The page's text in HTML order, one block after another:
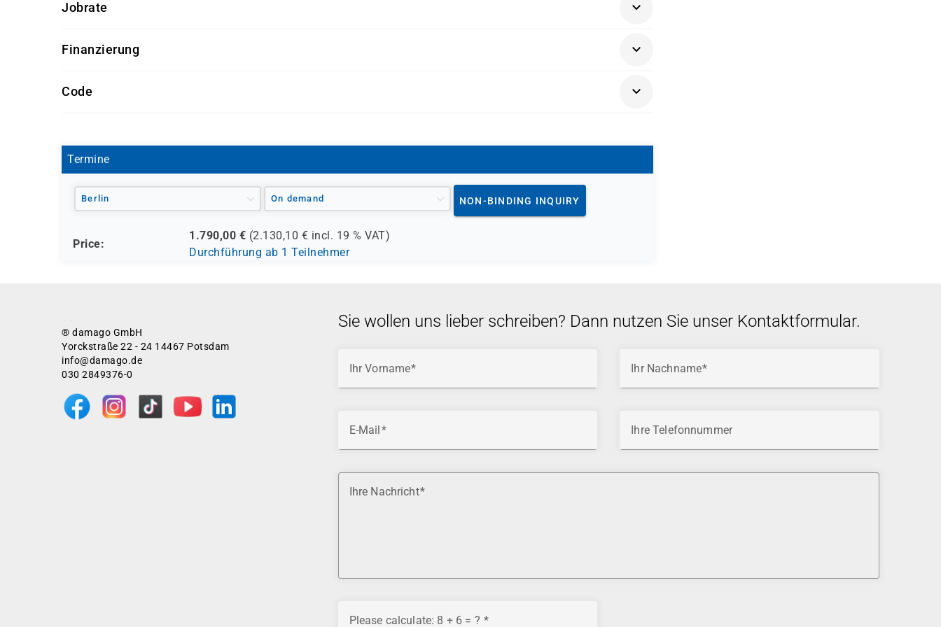
Jobrate
Finanzierung
- regionale Einrichtungen
und andere Träger möglich
Code
Termine
Berlin On demand NON-BINDING INQUIRY
Price:
1.790,00 € (2.130,10 € incl. 19 % VAT)
Durchführung ab 1 Teilnehmer
® damago GmbH
Yorckstraße 22 - 24 14467 Potsdam
info@damago.de
030 2849376-0
Sie wollen uns lieber schreiben? Dann nutzen Sie unser Kontaktformular.
Ihr Vorname Ihr Nachname
E-Mail Ihre Telefonnummer
Ihre Nachricht
Please calculate: 8 + 6 = ?